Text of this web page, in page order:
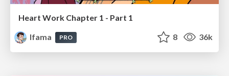
Heart Work Chapter 1 - Part 1
lfama
PRO 8 36k